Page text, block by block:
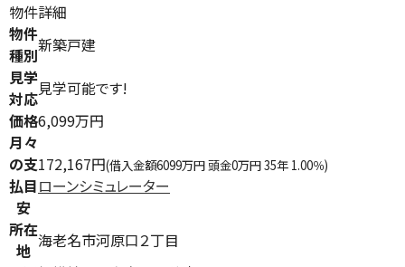
物件詳細
物件
種別新築戸建
見学
対応見学可能です!
価格6,099万円
月々
の支
払目
安
172,167円(借入金額6099万円 頭金0万円 35年 1.00％)
ローンシミュレーター
所在
地 海老名市河原口２丁目